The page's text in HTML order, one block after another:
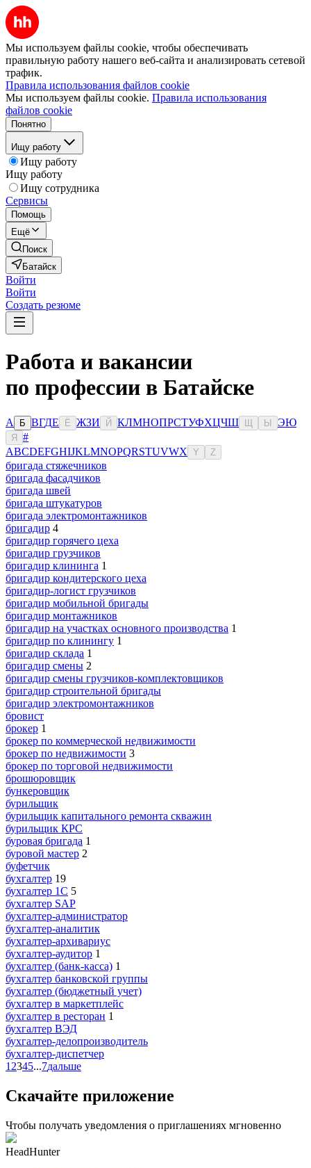
Мы используем файлы cookie, чтобы обеспечивать
правильную работу нашего веб-сайта и анализировать сетевой
трафик.
Правила использования файлов cookie
Мы используем файлы cookie. Правила использования
файлов cookie
Понятно
Ищу работу
Ищу работу
Ищу работу
Ищу сотрудника
Сервисы
Помощь
Ещё
Поиск
Батайск
Войти
Войти
Создать резюме
Работа и вакансии
по профессии в Батайске
А Б ВГДЕ Ё ЖЗИ Й КЛМНОПРСТУФХЦЧШ Ы ЭЮ
Я
#
ABCDEFGHIJKLMNOPQRSTUVWX Y Z
бригада стяжечников
бригада фасадчиков
бригада швей
бригада штукатуров
бригада электромонтажников
бригадир 4
бригадир горячего цеха
бригадир грузчиков
бригадир клининга 1
бригадир кондитерского цеха
бригадир-логист грузчиков
бригадир мобильной бригады
бригадир монтажников
бригадир на участках основного производства 1
бригадир по клинингу 1
бригадир склада 1
бригадир смены 2
бригадир смены грузчиков-комплектовщиков
бригадир строительной бригады
бригадир электромонтажников
бровист
брокер 1
брокер по коммерческой недвижимости
брокер по недвижимости 3
брокер по торговой недвижимости
брошюровщик
бункеровщик
бурильщик
бурильщик капитального ремонта скважин
бурильщик КРС
буровая бригада 1
буровой мастер 2
буфетчик
бухгалтер 19
бухгалтер 1C 5
бухгалтер SAP
бухгалтер-администратор
бухгалтер-аналитик
бухгалтер-архивариус
бухгалтер-аудитор 1
бухгалтер (банк-касса) 1
бухгалтер банковской группы
бухгалтер (бюджетный учет)
бухгалтер в маркетплейс
бухгалтер в ресторан 1
бухгалтер ВЭД
бухгалтер-делопроизводитель
бухгалтер-диспетчер
1 2345...7дальше
Скачайте приложение
Чтобы получать уведомления о приглашениях мгновенно
HeadHunter